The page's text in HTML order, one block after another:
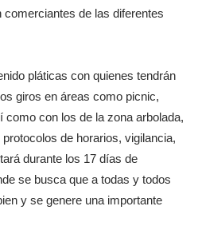
de las diferentes
pláticas con quienes tendrán
giros en áreas como picnic,
con los de la zona arbolada,
de horarios, vigilancia,
durante los 17 días de
se busca que a todas y todos
y se genere una importante